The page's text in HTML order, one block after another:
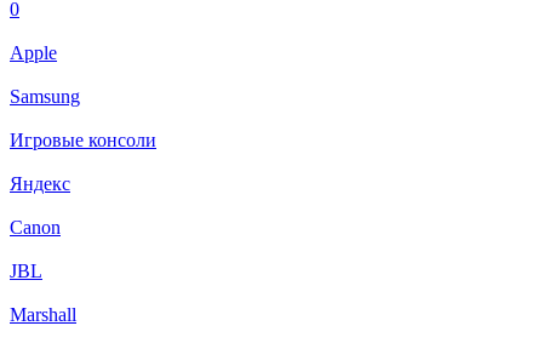
0
Apple
Samsung
Игровые консоли
Яндекс
Canon
JBL
Marshall